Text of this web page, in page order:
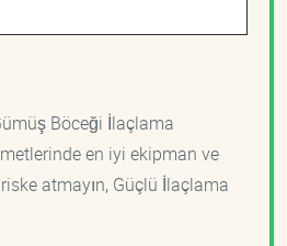
Böceği İlaçlama
en iyi ekipman ve
atmayın, Güçlü İlaçlama